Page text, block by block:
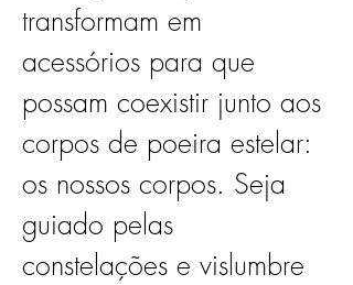
transformam em
acessórios para que
possam coexistir junto aos
corpos de poeira estelar:
os nossos corpos. Seja
guiado pelas
constelações e vislumbre